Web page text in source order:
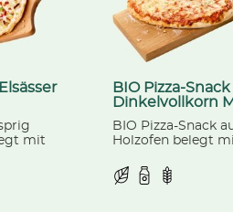
mit
Speck
BIO Pizza-Snack
Dinkelvollkorn
BIO Pizza-Snack
Holzofen belegt
Mozzarella, aus
biologischer